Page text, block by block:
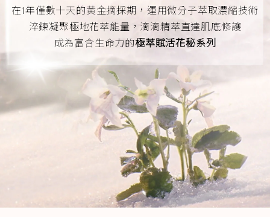
在1年僅數十天的黃金摘採期，運用微分子萃取濃縮技術
淬鍊凝聚極地花萃能量，滴滴精萃直達肌底修護
成為富含生命力的極萃賦活花秘系列